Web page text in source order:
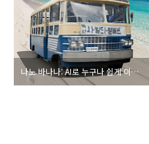
나노 바나나: AI로 누구나 쉽게 이미지 편집하기